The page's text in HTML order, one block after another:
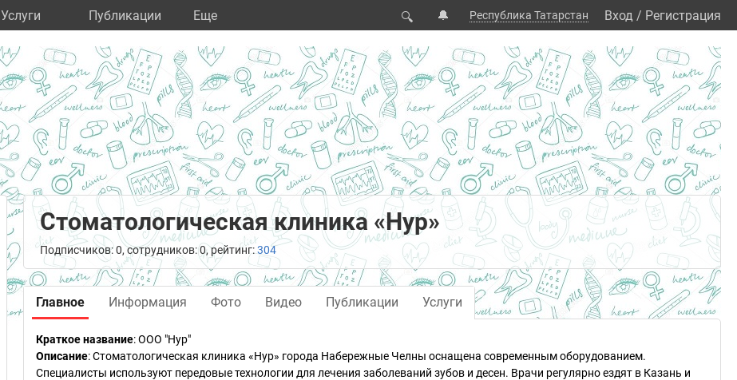
Услуги Публикации Eще 🔍 🔔 Республика Татарстан Вход / Регистрация
Стоматологическая клиника «Нур»
Подписчиков: 0, сотрудников: 0, рейтинг:304
Главное Информация Фото Видео Публикации Услуги
Краткое название:ООО "Нур"
Описание: Стоматологическая клиника «Нур» города Набережные Челны оснащена современным оборудованием.
Специалисты используют передовые технологии для лечения заболеваний зубов и десен. Врачи регулярно ездят в Казань и